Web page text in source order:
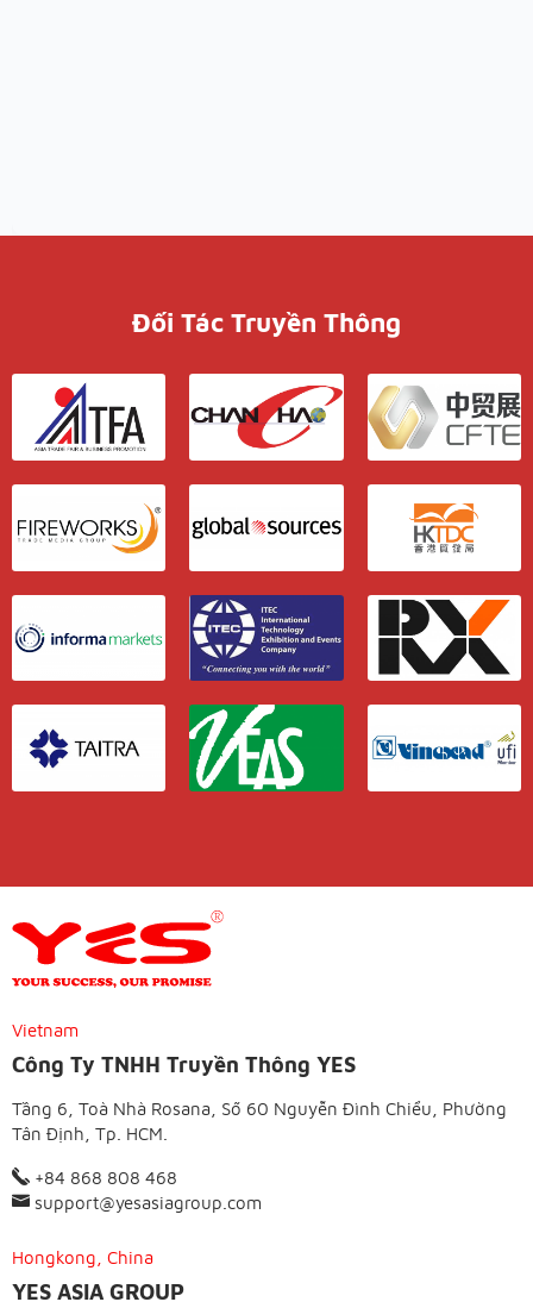
Đối Tác Truyền Thông
Vietnam
Công Ty TNHH Truyền Thông YES
Tầng 6, Toà Nhà Rosana, Số 60 Nguyễn Đình Chiểu, Phường
Tân Định, Tp. HCM.
+84 868 808 468
support@yesasiagroup.com
Hongkong, China
YES ASIA GROUP